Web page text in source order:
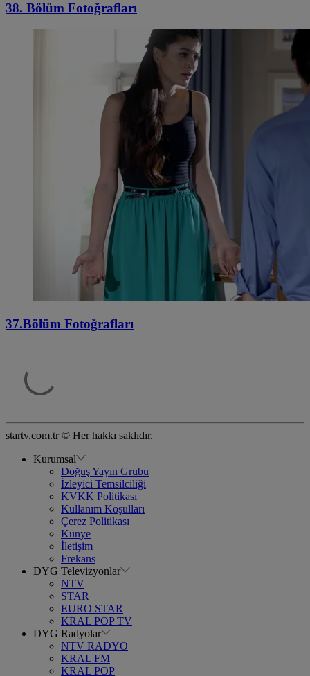
38. Bölüm Fotoğrafları
37.Bölüm Fotoğrafları
startv.com.tr © Her hakkı saklıdır.
Kurumsal
Doğuş Yayın Grubu
İzleyici Temsilciliği
KVKK Politikası
Kullanım Koşulları
Çerez Politikası
Künye
İletişim
Frekans
DYG Televizyonlar
NTV
STAR
EURO STAR
KRAL POP TV
DYG Radyolar
NTV RADYO
KRAL FM
KRAL POP